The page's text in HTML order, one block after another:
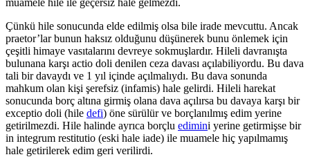
Çünkü hile sonucunda elde edilmiş olsa bile irade mevcuttu. Ancak
praetor’lar bunun haksız olduğunu düşünerek bunu önlemek için
çeşitli himaye vasıtalarını devreye sokmuşlardır. Hileli davranışta
bulunana karşı actio doli denilen ceza davası açılabiliyordu. Bu dava
tali bir davaydı ve 1 yıl içinde açılmalıydı. Bu dava sonunda
mahkum olan kişi şerefsiz (infamis) hale gelirdi. Hileli harekat
sonucunda borç altına girmiş olana dava açılırsa bu davaya karşı bir
exceptio doli (hile defi) öne sürülür ve borçlanılmış edim yerine
getirilmezdi. Hile halinde ayrıca borçlu edimini yerine getirmişse bir
in integrum restitutio (eski hale iade) ile muamele hiç yapılmamış
hale getirilerek edim geri verilirdi.